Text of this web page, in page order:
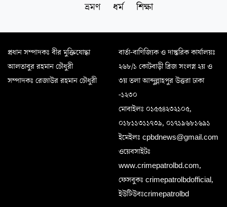
ভ্রমণ
ধর্ম শিক্ষা
প্রধান সম্পাদকঃ বীর মুক্তিযোদ্ধা
আলতাবুর রহমান চৌধুরী
সম্পাদকঃ রেজাউর রহমান চৌধুরী
বার্তা-বাণিজ্যিক ও দাপ্তরিক কার্যালয়ঃ
২৬৮/১ কোটবাড়ী ব্রিজ সংলগ্ন ২য় ও
৩য় তলা আব্দুল্লাহপুর উত্তরা ঢাকা
-১২৩০
মোবাইলঃ ০১৫৫৪২৩২১০৫,
০১৮১১৩১১৭৩৯, ০১৭১৯৬৮১৬৯১
ইমেইলঃ cpbdnews@gmail.com
ওয়েবসাইটঃ
www.crimepatrolbd.com,
ফেসবুকঃ crimepatrolbdofficial,
ইউটিউবঃcrimepatrolbd